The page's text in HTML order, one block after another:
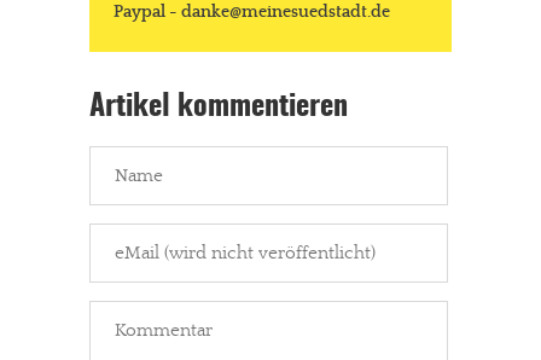
Paypal - danke@meinesuedstadt.de
Artikel kommentieren